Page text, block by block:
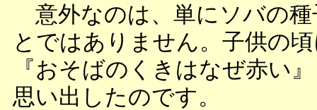
意外なのは、単にソバの
とではありません。子供の
『おそばのくきはなぜ赤い
思い出したのです。